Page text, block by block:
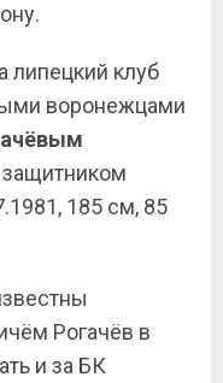
липецкий клуб
воронежцами
защитником
185 см, 85
Рогачёв в
и за БК